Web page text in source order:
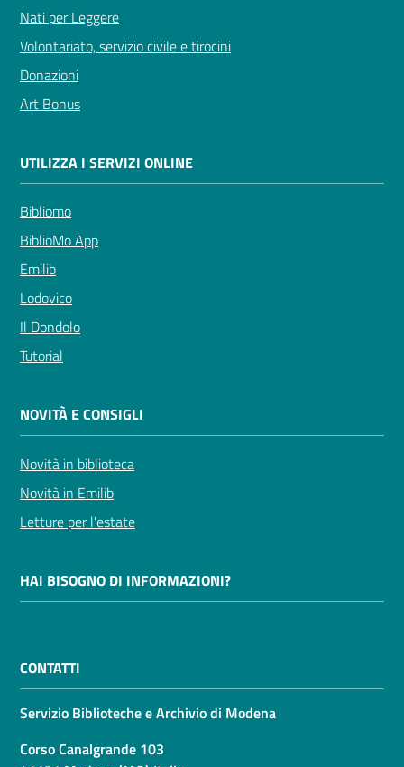
Nati per Leggere
Volontariato, servizio civile e tirocini
Donazioni
Art Bonus
UTILIZZA I SERVIZI ONLINE
Bibliomo
BiblioMo App
Emilib
Lodovico
Il Dondolo
Tutorial
NOVITÀ E CONSIGLI
Novità in biblioteca
Novità in Emilib
Letture per l'estate
HAI BISOGNO DI INFORMAZIONI?
CONTATTI
Servizio Biblioteche e Archivio di Modena
Corso Canalgrande 103